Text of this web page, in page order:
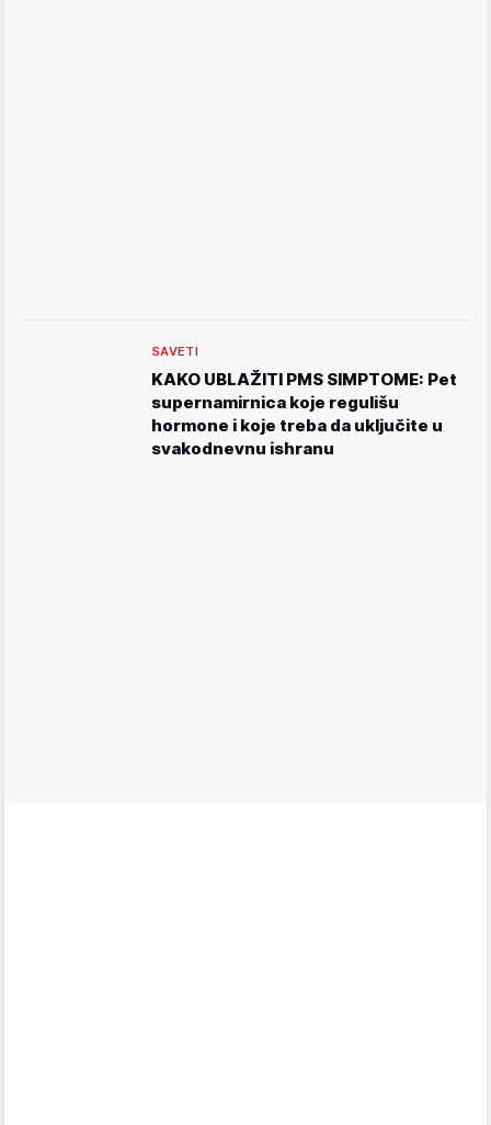
SAVETI
KAKO UBLAŽITI PMS SIMPTOME: Pet
supernamirnica koje regulišu
hormone i koje treba da uključite u
svakodnevnu ishranu